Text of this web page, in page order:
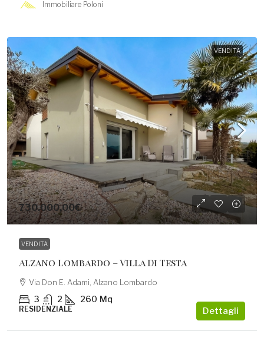
Immobiliare Poloni
VENDITA
730.000,00€
VENDITA
Alzano Lombardo – Villa Di Testa
Via Don E. Adami, Alzano Lombardo
3 2 260 Mq
RESIDENZIALE Dettagli